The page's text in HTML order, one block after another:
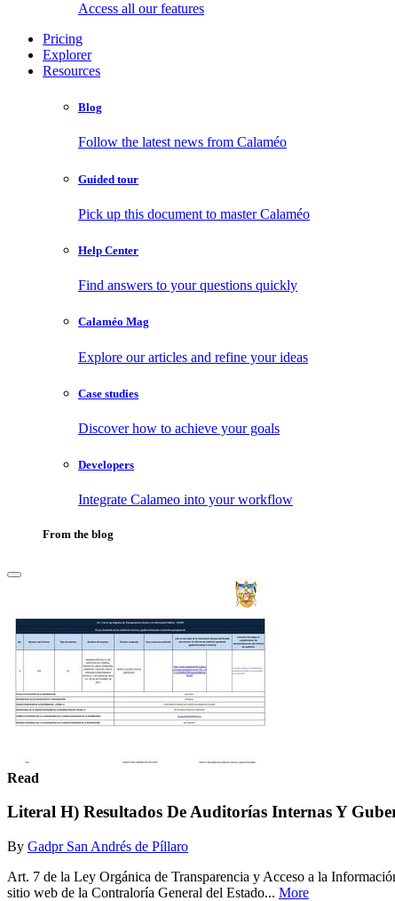
Access all our features
Pricing
Explorer
Resources
Blog
Follow the latest news from Calaméo
Guided tour
Pick up this document to master Calaméo
Help Center
Find answers to your questions quickly
Calaméo Mag
Explore our articles and refine your ideas
Case studies
Discover how to achieve your goals
Developers
Integrate Calameo into your workflow
From the blog
Read
Literal H) Resultados De Auditorías Internas Y
By Gadpr San Andrés de Píllaro
Art. 7 de la Ley Orgánica de Transparencia y Acceso a la
sitio web de la Contraloría General del Estado... More